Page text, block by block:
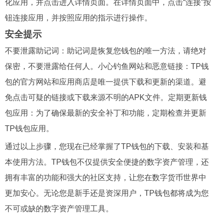
化应用，并点击进入详情页面。在详情页面中，点击“连接”按
钮连接应用，并按照应用的指示进行操作。
安全提示
不要泄露助记词：助记词是恢复您钱包的唯一方法，请绝对
保密，不要泄露给任何人。小心钓鱼网站和恶意链接：TP钱
包的官方网站和应用商店是唯一提供下载和更新的渠道。避
免点击可疑的链接或下载来源不明的APK文件。定期更新钱
包应用：为了确保最新的安全补丁和功能，定期检查并更新
TP钱包应用。
通过以上步骤，您现在已经掌握了TP钱包的下载、安装和基
本使用方法。TP钱包不仅提供安全便捷的数字资产管理，还
拥有丰富的功能和强大的社区支持，让您在数字货币世界中
更加安心。无论您是新手还是资深用户，TP钱包都将成为您
不可或缺的数字资产管理工具。